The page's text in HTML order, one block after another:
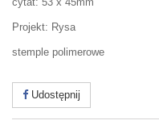
Projekt: Rysa
stemple polimerowe
Udostępnij